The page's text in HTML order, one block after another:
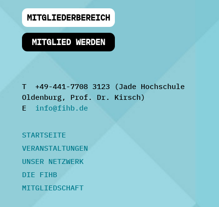
MITGLIEDERBEREICH
MITGLIED WERDEN
T +49-441-7708 3123 (Jade Hochschule
Oldenburg, Prof. Dr. Kirsch)
E info@fihb.de
STARTSEITE
VERANSTALTUNGEN
UNSER NETZWERK
DIE FIHB
MITGLIEDSCHAFT